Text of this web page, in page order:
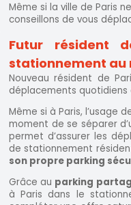
Même si la ville de Paris
conseillons de vous
Futur résident
stationnement au
Nouveau résident de
déplacements quotidiens
Même si à Paris, l’usage
moment de se séparer
permet d’assurer les
de stationnement
son propre parking
Grâce au parking
à Paris dans le